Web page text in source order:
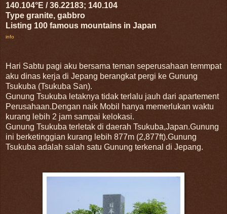
140.104°E / 36.22183; 140.104
Type granite, gabbro
Listing 100 famous mountains in Japan
info
Hari Sabtu pagi aku bersama teman seperusahaan temmpat
aku dinas kerja di Jepang berangkat pergi ke Gunung
Tsukuba (Tsukuba San).
Gunung Tsukuba letaknya tidak terlalu jauh dari apartement
Perusahaan.Dengan naik Mobil hanya memerlukan waktu
kurang lebih 2 jam sampai kelokasi.
Gunung Tsukuba terletak di daerah Tsukuba,Japan.Gunung
ini berketinggian kurang lebih 877m (2,877ft).Gunung
Tsukuba adalah salah satu Gunung terkenal di Jepang.